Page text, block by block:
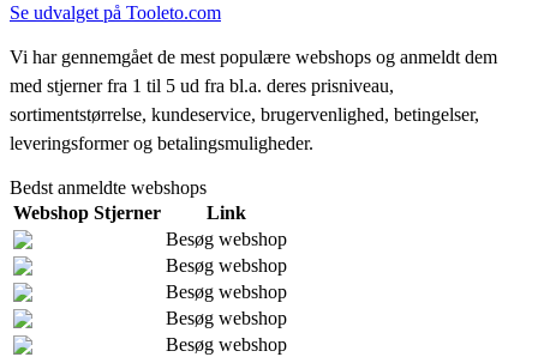
Se udvalget på Tooleto.com
Vi har gennemgået de mest populære webshops og anmeldt dem
med stjerner fra 1 til 5 ud fra bl.a. deres prisniveau,
sortimentstørrelse, kundeservice, brugervenlighed, betingelser,
leveringsformer og betalingsmuligheder.
Bedst anmeldte webshops
Webshop Stjerner
Link
Besøg webshop
Besøg webshop
Besøg webshop
Besøg webshop
Besøg webshop